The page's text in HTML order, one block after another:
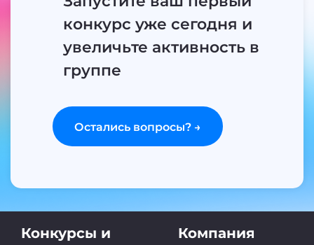
конкурс уже сегодня и
увеличьте активность в
группе
Остались вопросы? →
Конкурсы и
Компания